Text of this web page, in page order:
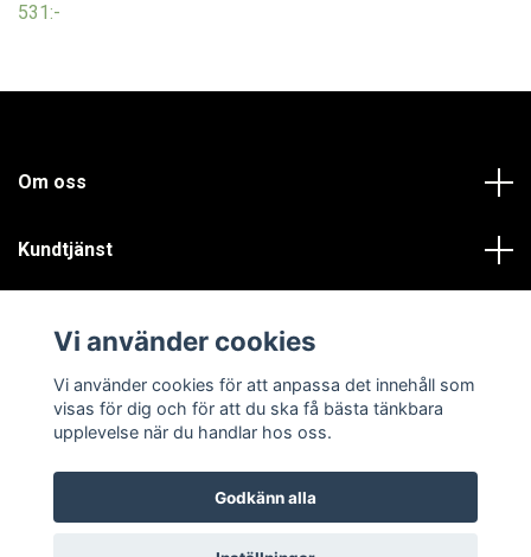
531:-
Om oss
Kundtjänst
Sociala medier
© 2026 Prokakel.se
Vi använder cookies
Vi använder cookies för att anpassa det innehåll som
visas för dig och för att du ska få bästa tänkbara
upplevelse när du handlar hos oss.
Godkänn alla